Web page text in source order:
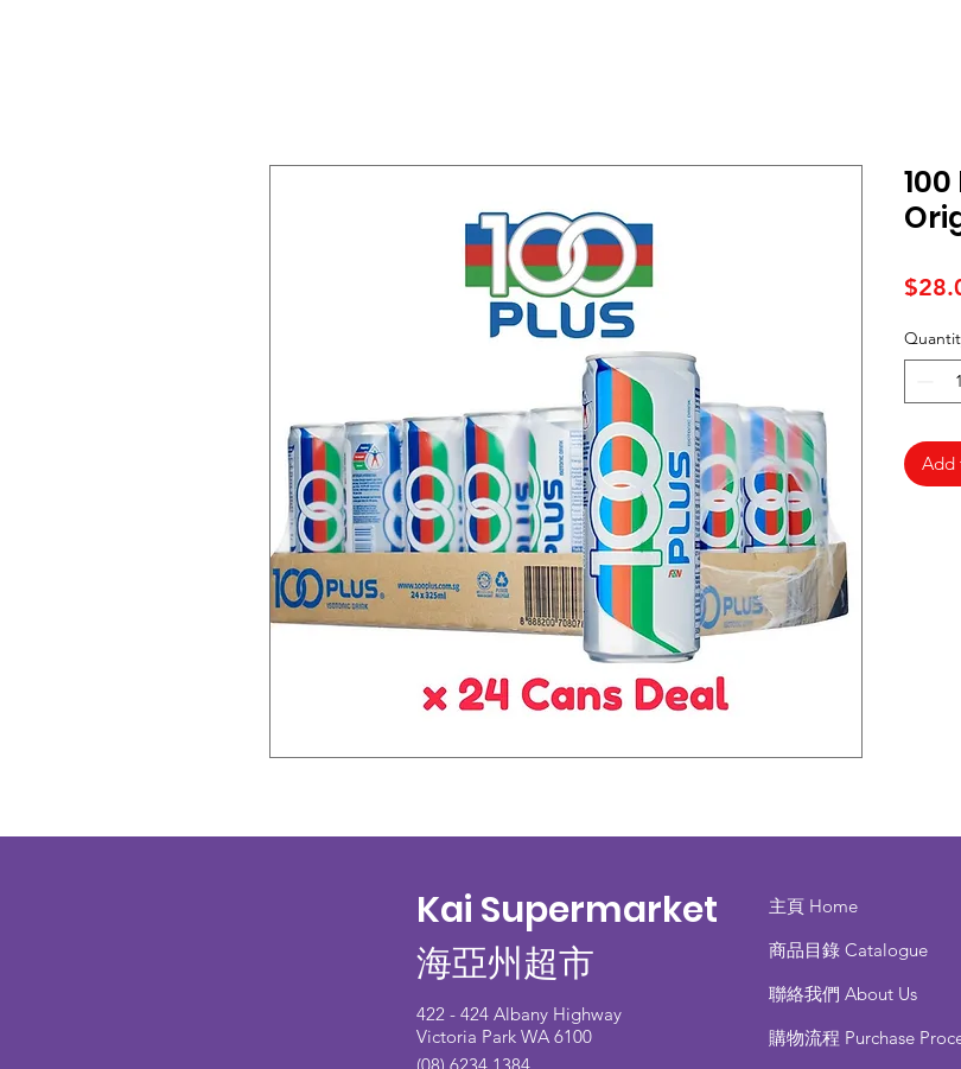
Add
Kai Supermarket
海亞州超市
422 - 424 Albany Highway
Victoria Park WA 6100
主頁 Home
商品目錄 ​Catalogue
聯絡我們 About Us
購物流程 Purchase